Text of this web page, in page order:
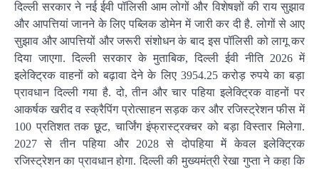
दिल्ली सरकार ने नई ईवी पॉलिसी आम लोगों और विशेषज्ञों की राय सुझाव
और आपत्तियां जानने के लिए पब्लिक डोमेन में जारी कर दी है. लोगों से आए
सुझाव और आपत्तियों और जरूरी संशोधन के बाद इस पॉलिसी को लागू कर
दिया जाएगा. दिल्ली सरकार के मुताबिक, दिल्ली ईवी नीति 2026 में
इलेक्ट्रिक वाहनों को बढ़ावा देने के लिए 3954.25 करोड़ रुपये का बड़ा
प्रावधान दिल्ली गया है. दो, तीन और चार पहिया इलेक्ट्रिक वाहनों पर
आकर्षक खरीद व स्क्रैपिंग प्रोत्साहन सड़क कर और रजिस्ट्रेशन फीस में
100 प्रतिशत तक छूट, चार्जिंग इंफ्रास्ट्रक्चर को बड़ा विस्तार मिलेगा.
2027 से तीन पहिया और 2028 से दोपहिया में केवल इलेक्ट्रिक
रजिस्ट्रेशन का प्रावधान होगा. दिल्ली की मुख्यमंत्री रेखा गुप्ता ने कहा कि